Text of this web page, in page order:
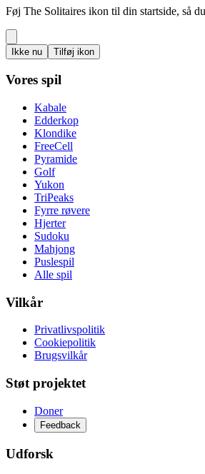
Føj The Solitaires ikon til din startside, så
Ikke nu Tilføj ikon
Vores spil
Kabale
Edderkop
Klondike
FreeCell
Pyramide
Golf
Yukon
TriPeaks
Fyrre røvere
Hjerter
Sudoku
Mahjong
Puslespil
Alle spil
Vilkår
Privatlivspolitik
Cookiepolitik
Brugsvilkår
Støt projektet
Doner
Feedback
Udforsk